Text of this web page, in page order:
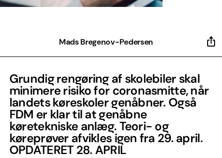
Mads Bregenov-Pedersen
Grundig rengøring af skolebiler skal
minimere risiko for coronasmitte, når
landets køreskoler genåbner. Også
FDM er klar til at genåbne
køretekniske anlæg. Teori- og
køreprøver afvikles igen fra 29. april.
OPDATERET 28. APRIL